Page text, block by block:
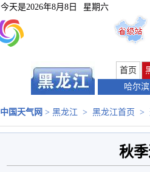
今天是2026年8月8日 星期六
首页
哈尔滨
中国天气网 > 黑龙江 > 黑龙江首页 >
秋